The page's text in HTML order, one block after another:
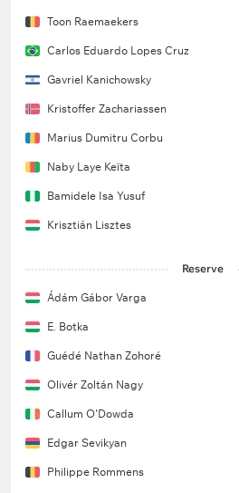
Toon Raemaekers
Carlos Eduardo Lopes Cruz
Gavriel Kanichowsky
Kristoffer Zachariassen
Marius Dumitru Corbu
Naby Laye Keïta
Bamidele Isa Yusuf
Krisztián Lisztes
Reserve
Ádám Gábor Varga
E. Botka
Guédé Nathan Zohoré
Olivér Zoltán Nagy
Callum O'Dowda
Edgar Sevikyan
Philippe Rommens